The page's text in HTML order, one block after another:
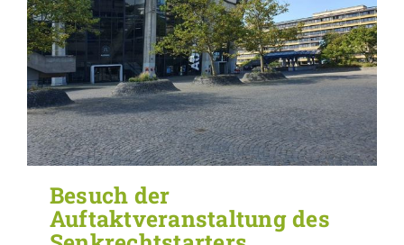
Besuch der
Auftaktveranstaltung des